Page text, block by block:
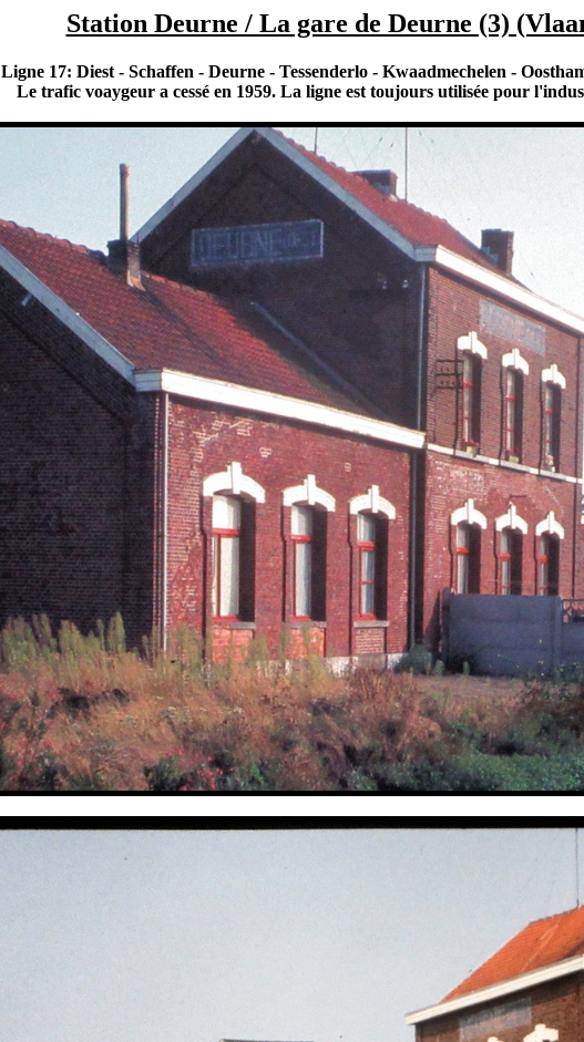
Station Deurne / La gare de Deurne (3)
Ligne 17: Diest - Schaffen - Deurne - Tessenderlo - Kwaadmechelen -
Le trafic voaygeur a cessé en 1959. La ligne est toujours utilisée pour